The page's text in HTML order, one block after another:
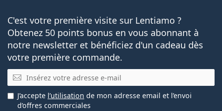
C'est votre première visite sur Lentiamo ?
Obtenez 50 points bonus en vous abonnant à
notre newsletter et bénéficiez d'un cadeau dès
votre première commande.
E-mail
J’accepte l’utilisation de mon adresse email et l’envoi
d’offres commerciales